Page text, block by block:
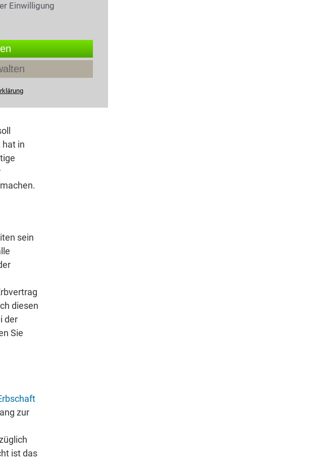
hat in
sein
diesen
der
Sie
zur
ist das
Einwilligung